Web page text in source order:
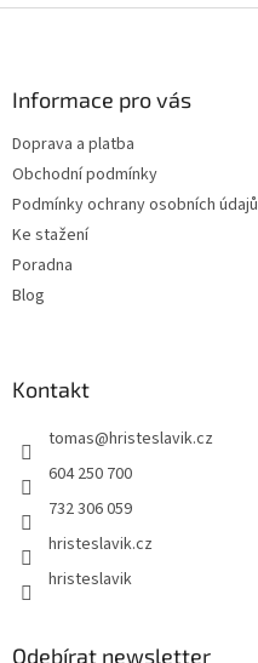
Informace pro vás
Doprava a platba
Obchodní podmínky
Podmínky ochrany osobních údajů
Ke stažení
Poradna
Blog
Kontakt
tomas@hristeslavik.cz
604 250 700
732 306 059
hristeslavik.cz
hristeslavik
Odebírat newsletter